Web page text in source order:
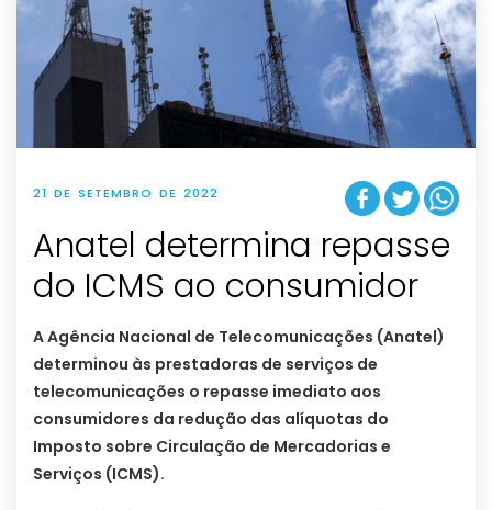
21 DE SETEMBRO DE 2022
Anatel determina repasse
do ICMS ao consumidor
A Agência Nacional de Telecomunicações (Anatel)
determinou às prestadoras de serviços de
telecomunicações o repasse imediato aos
consumidores da redução das alíquotas do
Imposto sobre Circulação de Mercadorias e
Serviços (ICMS).